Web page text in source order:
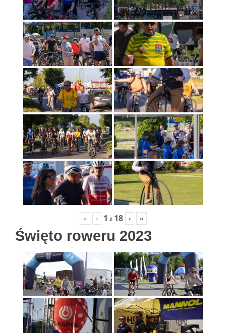
« ‹ 1 z 18 › »
Święto roweru 2023